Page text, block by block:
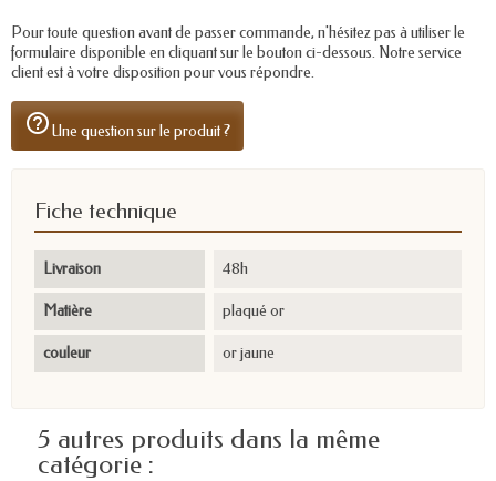
Pour toute question avant de passer commande, n'hésitez pas à utiliser le
formulaire disponible en cliquant sur le bouton ci-dessous. Notre service
client est à votre disposition pour vous répondre.
help_outlineUne question sur le produit ?
Fiche technique
Livraison 48h
Matière plaqué or
couleur or jaune
5 autres produits dans la même
catégorie :